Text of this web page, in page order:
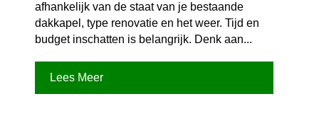
afhankelijk van de staat van je bestaande
dakkapel, type renovatie en het weer.​ Tijd en
budget inschatten is belangrijk.​ Denk aan...
Lees Meer